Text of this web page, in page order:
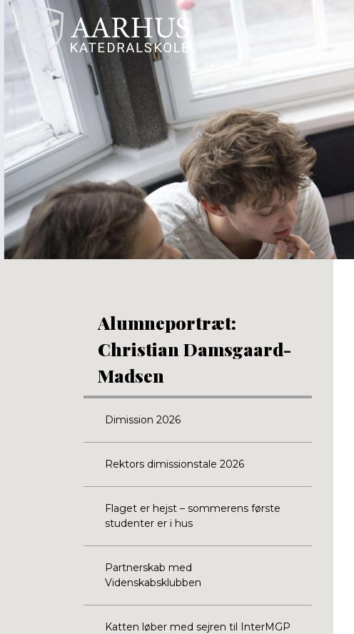
Alumneportræt:
Christian Damsgaard-
Madsen
Dimission 2026
Rektors dimissionstale 2026
Flaget er hejst – sommerens første
studenter er i hus
Partnerskab med
Videnskabsklubben
Katten løber med sejren til InterMGP